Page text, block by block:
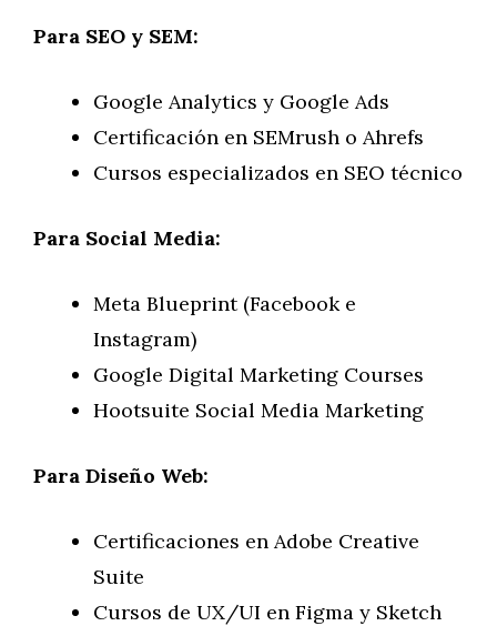
Para SEO y SEM:
Google Analytics y Google Ads
Certificación en SEMrush o Ahrefs
Cursos especializados en SEO técnico
Para Social Media:
Meta Blueprint (Facebook e
Instagram)
Google Digital Marketing Courses
Hootsuite Social Media Marketing
Para Diseño Web:
Certificaciones en Adobe Creative
Suite
Cursos de UX/UI en Figma y Sketch